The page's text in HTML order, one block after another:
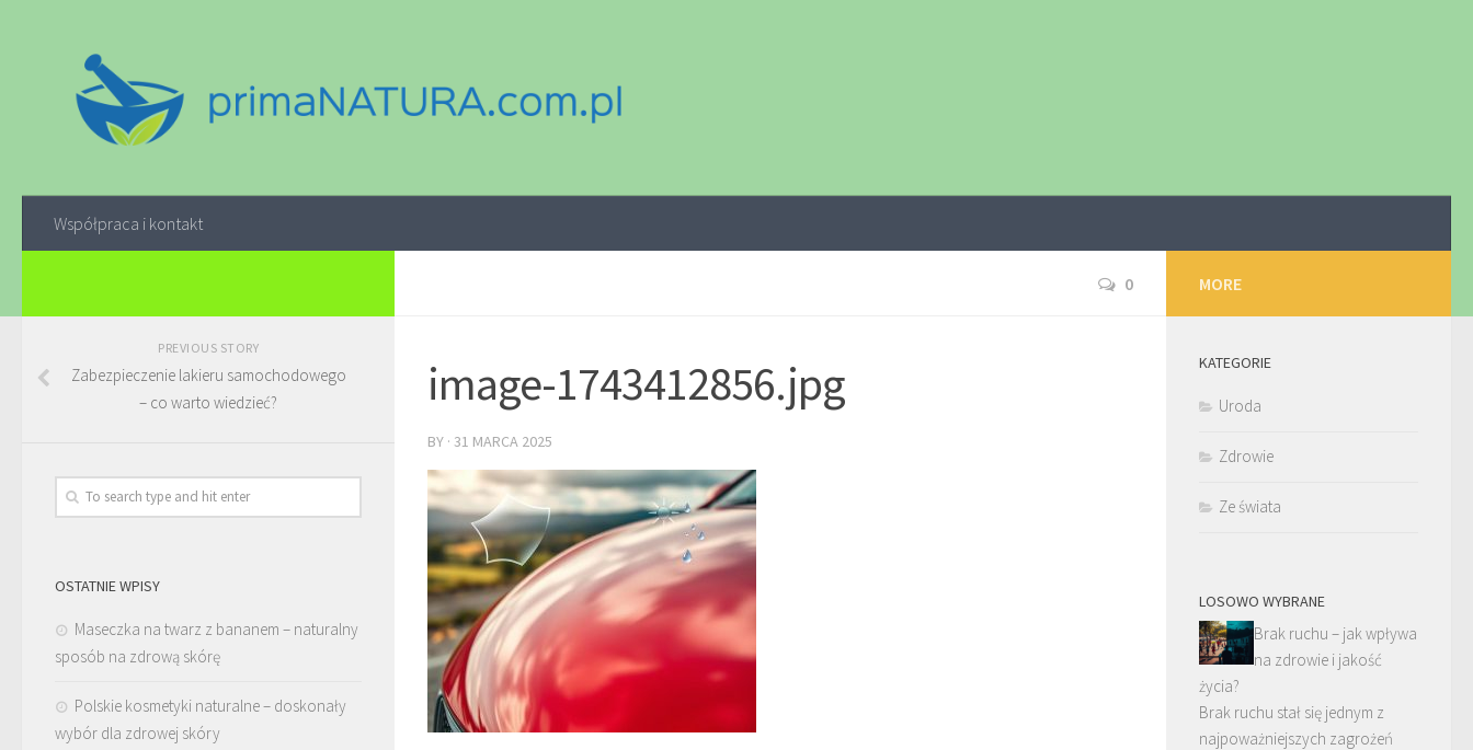
Współpraca i kontakt
0
image-1743412856.jpg
BY · 31 MARCA 2025
PREVIOUS STORY
Zabezpieczenie lakieru samochodowego
– co warto wiedzieć?
OSTATNIE WPISY
Maseczka na twarz z bananem – naturalny
sposób na zdrową skórę
Polskie kosmetyki naturalne – doskonały
wybór dla zdrowej skóry
MORE
KATEGORIE
Uroda
Zdrowie
Ze świata
LOSOWO WYBRANE
Brak ruchu – jak wpływa
na zdrowie i jakość
życia?
Brak ruchu stał się jednym z
najpoważniejszych zagrożeń